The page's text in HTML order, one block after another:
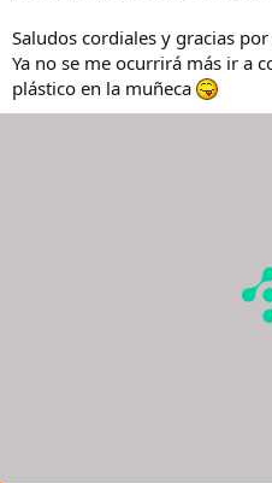
Saludos cordiales y gracias
Ya no se me ocurrirá más ir a
plástico en la muñeca